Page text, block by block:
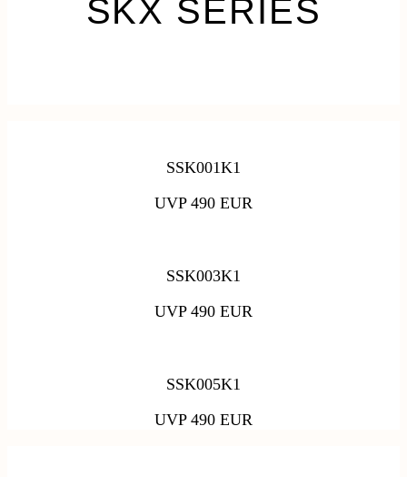
SKX SERIES
SSK001K1
UVP 490 EUR
SSK003K1
UVP 490 EUR
SSK005K1
UVP 490 EUR